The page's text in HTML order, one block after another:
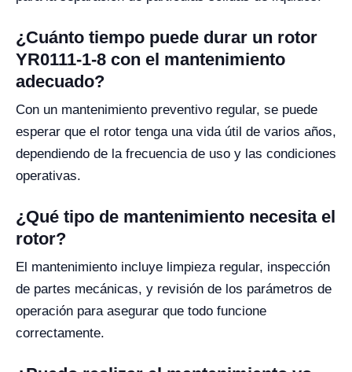
¿Cuánto tiempo puede durar un rotor
YR0111-1-8 con el mantenimiento
adecuado?
Con un mantenimiento preventivo regular, se puede
esperar que el rotor tenga una vida útil de varios años,
dependiendo de la frecuencia de uso y las condiciones
operativas.
¿Qué tipo de mantenimiento necesita el
rotor?
El mantenimiento incluye limpieza regular, inspección
de partes mecánicas, y revisión de los parámetros de
operación para asegurar que todo funcione
correctamente.